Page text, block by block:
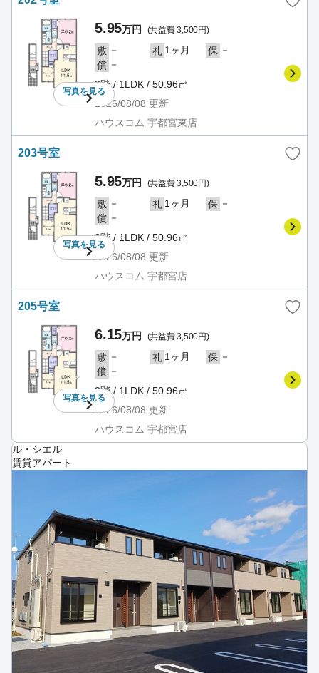
写真を見る
5.95万円 (共益費 3,500円)
敷 － 礼 1ヶ月 保 －
償 －
2階 / 1LDK / 50.96㎡
2026/08/08 更新
ハウスコム 宇都宮東店
203号室
写真を見る
5.95万円 (共益費 3,500円)
敷 － 礼 1ヶ月 保 －
償 －
2階 / 1LDK / 50.96㎡
2026/08/08 更新
ハウスコム 宇都宮店
205号室
写真を見る
6.15万円 (共益費 3,500円)
敷 － 礼 1ヶ月 保 －
償 －
2階 / 1LDK / 50.96㎡
2026/08/08 更新
ハウスコム 宇都宮店
ル・シエル
賃貸アパート